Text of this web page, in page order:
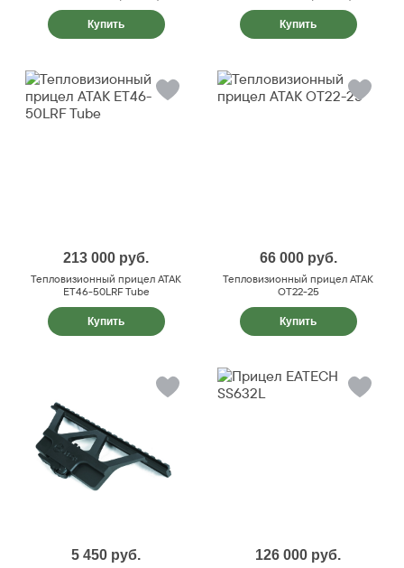
Купить Купить
213 000 руб.
Тепловизионный прицел ATAK
ET46-50LRF Tube
Купить
66 000 руб.
Тепловизионный прицел ATAK
OT22-25
Купить
5 450 руб. 126 000 руб.